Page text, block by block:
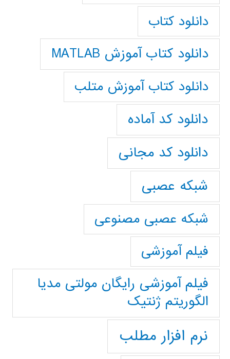
دانلود کتاب
دانلود کتاب آموزش MATLAB
دانلود کتاب آموزش متلب
دانلود کد آماده
دانلود کد مجانی
شبکه عصبی
شبکه عصبی مصنوعی
فیلم آموزشی
فیلم آموزشی رایگان مولتی مدیا
الگوریتم ژنتیک
نرم افزار مطلب